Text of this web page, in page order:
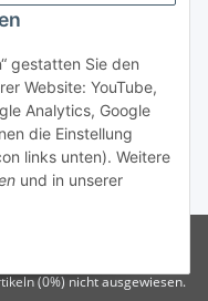
gestatten Sie den
Website: YouTube,
Analytics, Google
die Einstellung
links unten). Weitere
und in unserer
(0%) nicht ausgewiesen.